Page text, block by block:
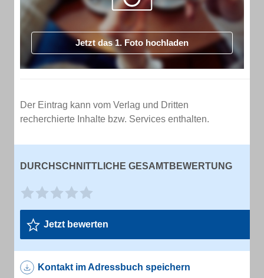
Jetzt das 1. Foto hochladen
Der Eintrag kann vom Verlag und Dritten
recherchierte Inhalte bzw. Services enthalten.
DURCHSCHNITTLICHE GESAMTBEWERTUNG
Jetzt bewerten
Kontakt im Adressbuch speichern